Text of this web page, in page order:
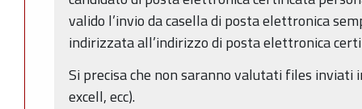
valido l’invio da casella di posta elettronica
indirizzata all’indirizzo di posta elettronica
Si precisa che non saranno valutati files
excell, ecc).